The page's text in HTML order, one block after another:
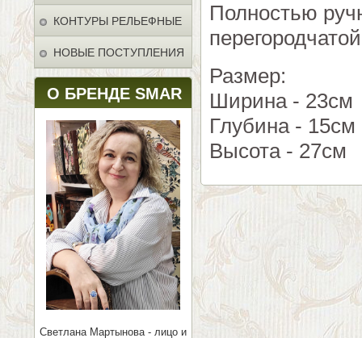
КОНТУРЫ РЕЛЬЕФНЫЕ
НОВЫЕ ПОСТУПЛЕНИЯ
О БРЕНДЕ SMAR
Светлана Мартынова - лицо и
Полностью
Размер:
Ширина - 23см
Глубина - 15см
Высота - 27см